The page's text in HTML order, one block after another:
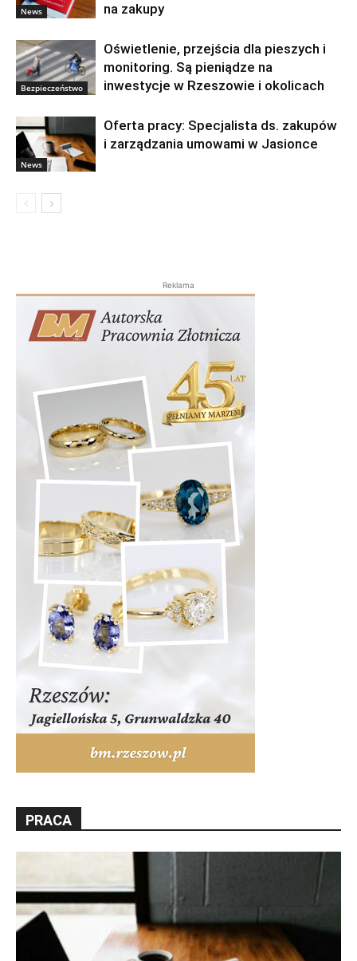
News
na zakupy
Bezpieczeństwo
Oświetlenie, przejścia dla pieszych i
monitoring. Są pieniądze na
inwestycje w Rzeszowie i okolicach
News
Oferta pracy: Specjalista ds. zakupów
i zarządzania umowami w Jasionce
Reklama
PRACA